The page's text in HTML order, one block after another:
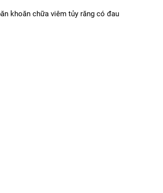
khoăn chữa viêm tủy răng có đau